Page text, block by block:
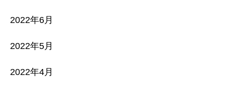
2022年6月
2022年5月
2022年4月